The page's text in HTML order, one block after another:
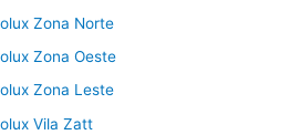
Zona Norte
Zona Oeste
Zona Leste
Vila Zatt